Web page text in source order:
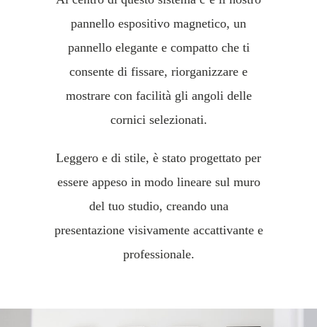
pannello espositivo magnetico, un
pannello elegante e compatto che ti
consente di fissare, riorganizzare e
mostrare con facilità gli angoli delle
cornici selezionati.
Leggero e di stile, è stato progettato per
essere appeso in modo lineare sul muro
del tuo studio, creando una
presentazione visivamente accattivante e
professionale.